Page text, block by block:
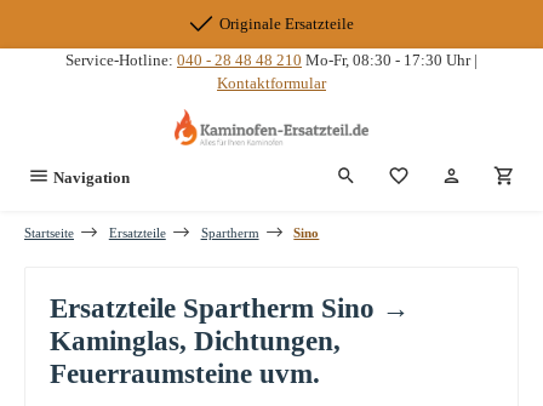
Originale Ersatzteile
Service-Hotline: 040 - 28 48 48 210 Mo-Fr, 08:30 - 17:30 Uhr |
Kontaktformular
Navigation Du hast 0
Startseite Ersatzteile Spartherm Sino
Ersatzteile Spartherm Sino →
Kaminglas, Dichtungen,
Feuerraumsteine uvm.